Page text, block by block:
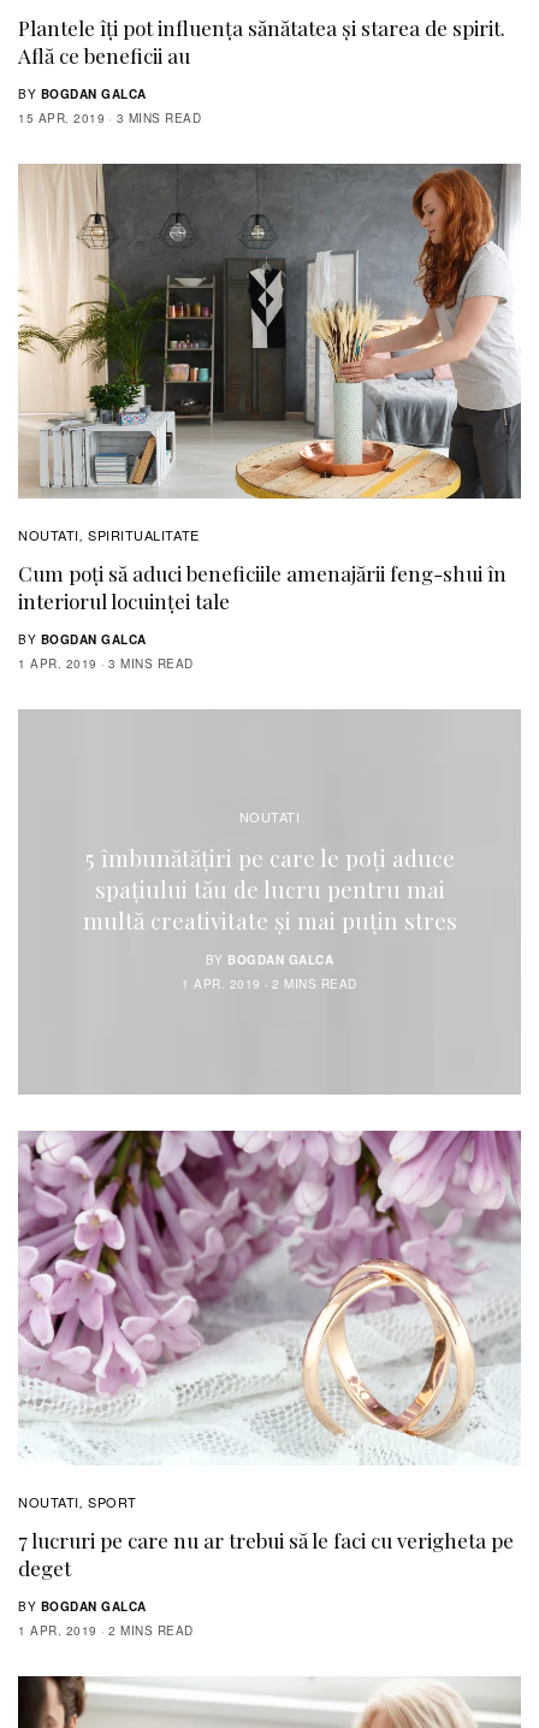
Plantele îți pot influența sănătatea și starea de spirit.
Află ce beneficii au
BY BOGDAN GALCA
15 APR. 2019
3 MINS READ
NOUTATI, SPIRITUALITATE
Cum poți să aduci beneficiile amenajării feng-shui în
interiorul locuinței tale
BY BOGDAN GALCA
1 APR. 2019
3 MINS READ
NOUTATI
5 îmbunătățiri pe care le poți aduce
spațiului tău de lucru pentru mai
multă creativitate și mai puțin stres
BY BOGDAN GALCA
1 APR. 2019
2 MINS READ
NOUTATI, SPORT
7 lucruri pe care nu ar trebui să le faci cu verigheta pe
deget
BY BOGDAN GALCA
1 APR. 2019
2 MINS READ